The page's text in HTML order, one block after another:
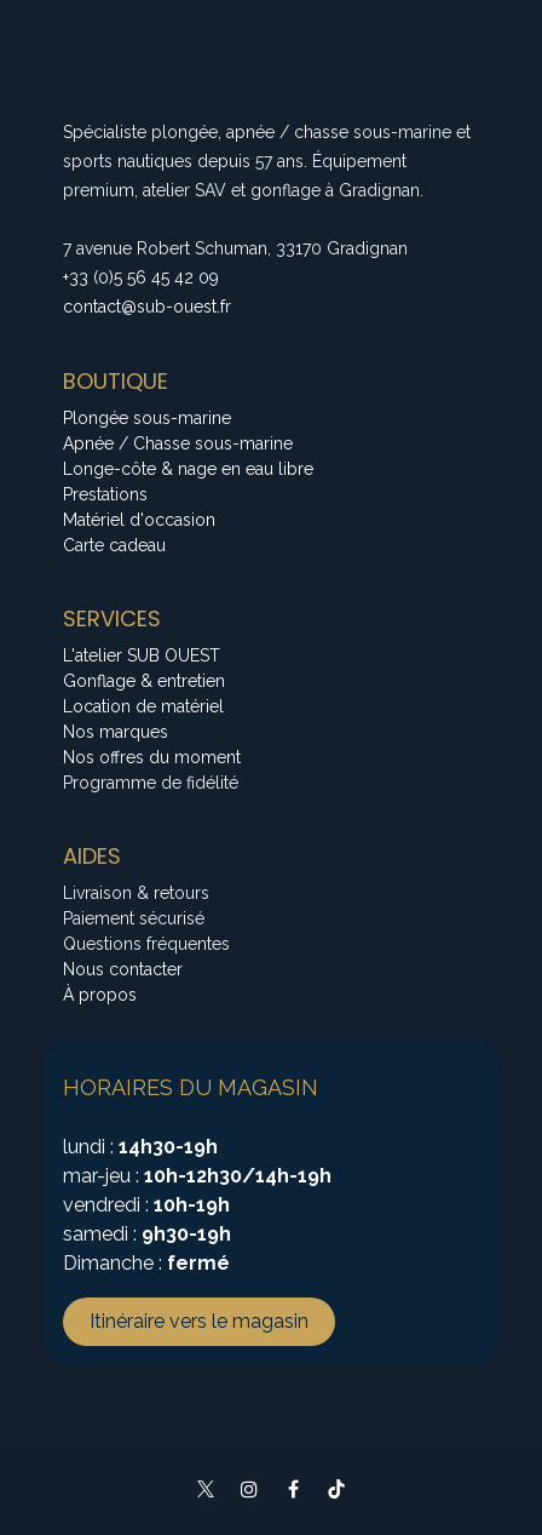
Spécialiste plongée, apnée / chasse sous-marine et
sports nautiques depuis 57 ans. Équipement
premium, atelier SAV et gonflage à Gradignan.
7 avenue Robert Schuman, 33170 Gradignan
+33 (0)5 56 45 42 09
contact@sub-ouest.fr
BOUTIQUE
Plongée sous-marine
Apnée / Chasse sous-marine
Longe-côte & nage en eau libre
Prestations
Matériel d'occasion
Carte cadeau
SERVICES
L'atelier SUB OUEST
Gonflage & entretien
Location de matériel
Nos marques
Nos offres du moment
Programme de fidélité
AIDES
Livraison & retours
Paiement sécurisé
Questions fréquentes
Nous contacter
À propos
HORAIRES DU MAGASIN
lundi :14h30-19h
mar-jeu :10h-12h30/14h-19h
vendredi :10h-19h
samedi : 9h30-19h
Dimanche : fermé
Itinéraire vers le magasin